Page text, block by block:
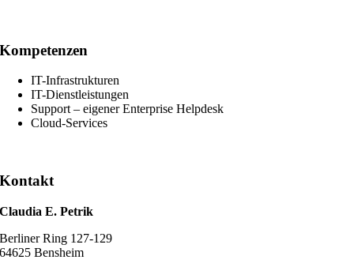
Kompetenzen
IT-Infrastrukturen
IT-Dienstleistungen
Support – eigener Enterprise Helpdesk
Cloud-Services
Kontakt
Claudia E. Petrik
Berliner Ring 127-129
64625 Bensheim